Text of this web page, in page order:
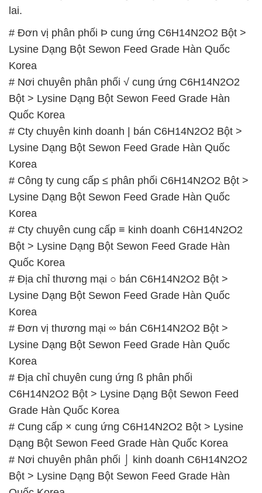
# Nơi chuyên phân phối √ cung ứng C6H14N2O2
Bột > Lysine Dạng Bột Sewon Feed Grade Hàn
Quốc Korea
# Cty chuyên kinh doanh | bán C6H14N2O2 Bột >
Lysine Dạng Bột Sewon Feed Grade Hàn Quốc
Korea
# Công ty cung cấp ≤ phân phối C6H14N2O2 Bột >
Lysine Dạng Bột Sewon Feed Grade Hàn Quốc
Korea
# Cty chuyên cung cấp ≡ kinh doanh C6H14N2O2
Bột > Lysine Dạng Bột Sewon Feed Grade Hàn
Quốc Korea
# Địa chỉ thương mại ○ bán C6H14N2O2 Bột >
Lysine Dạng Bột Sewon Feed Grade Hàn Quốc
Korea
# Đơn vị thương mại ∞ bán C6H14N2O2 Bột >
Lysine Dạng Bột Sewon Feed Grade Hàn Quốc
Korea
# Địa chỉ chuyên cung ứng ß phân phối
C6H14N2O2 Bột > Lysine Dạng Bột Sewon Feed
Grade Hàn Quốc Korea
# Cung cấp × cung ứng C6H14N2O2 Bột > Lysine
Dạng Bột Sewon Feed Grade Hàn Quốc Korea
# Nơi chuyên phân phối ⌡ kinh doanh C6H14N2O2
Bột > Lysine Dạng Bột Sewon Feed Grade Hàn
Quốc Korea
# Đơn vị phân phối Ω cung cấp C6H14N2O2 Bột >
Lysine Dạng Bột Sewon Feed Grade Hàn Quốc
Korea